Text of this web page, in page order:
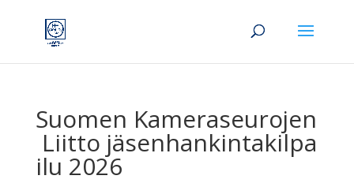
Suomen Kameraseurojen
Liitto jäsenhankintakilpa
ilu 2026